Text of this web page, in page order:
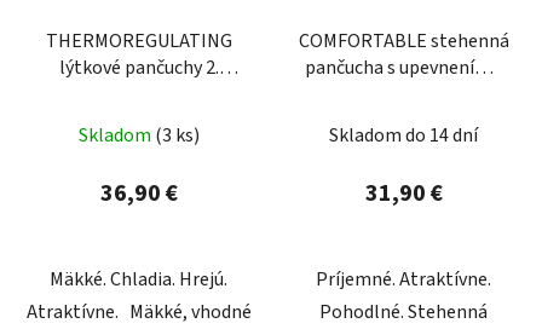
THERMOREGULATING
lýtkové pančuchy 2.
Skladom (3 ks)
36,90 €
Mäkké. Chladia. Hrejú.
Atraktívne. Mäkké, vhodné
COMFORTABLE stehenná
pančucha s upevnením v
Skladom do 14 dní
31,90 €
Príjemné. Atraktívne.
Pohodlné. Stehenná